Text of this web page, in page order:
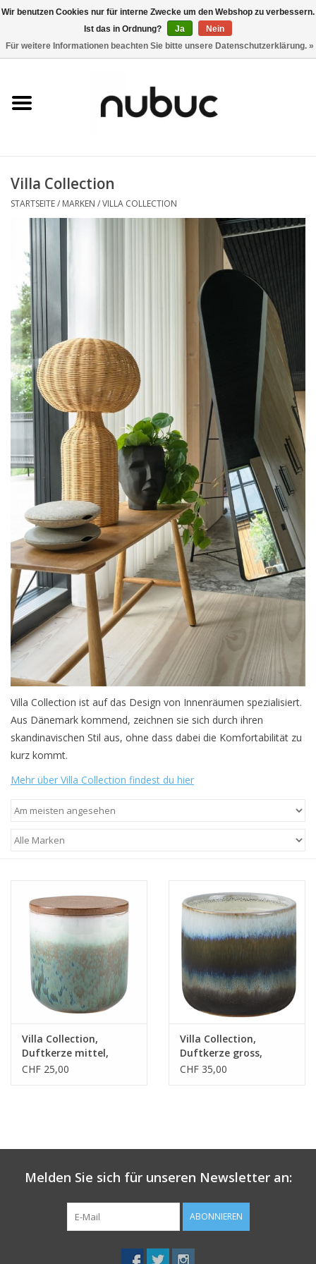
0 Artikel - CHF 0,00
Damen
Accessoires
Home
Stores
Marken
Villa Collection
STARTSEITE/ MARKEN /VILLA COLLECTION
Villa Collection ist auf das Design von Innenräumen spezialisiert.
Aus Dänemark kommend, zeichnen sie sich durch ihren
skandinavischen Stil aus, ohne dass dabei die Komfortabilität zu
kurz kommt.
Mehr über Villa Collection findest du hier
Villa Collection,
Duftkerze mittel,
Kaktusblume
CHF 25,00
Villa Collection,
Duftkerze gross,
Cotton Blossom
CHF 35,00
Melden Sie sich für unseren Newsletter an:
ABONNIEREN
Wir benutzen Cookies nur für interne Zwecke um den Webshop zu verbessern.
Ist das in Ordnung?
Ja
Nein
Für weitere Informationen beachten Sie bitte unsere Datenschutzerklärung. »